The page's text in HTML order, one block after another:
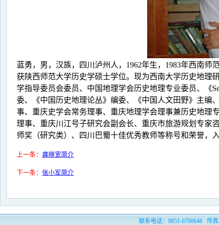
蓝勇，男，汉族，四川泸州人，1962年生，1983年西南
获陕西师范大学历史学硕士学位。现为西南大学历史地理
学指导委员会委员、中国地理学会历史地理专业委员、《
委、《中国历史地理论丛》编委、《中国人文田野》主编
事、重庆史学会常务理事、重庆地理学会理事兼历史地理
理事、重庆川江号子研究会副会长、重庆市旅游规划专家
师奖（研究类）、四川巴蜀十佳优秀教师等称号和荣誉，
上一条： 龚晓宽简介
下一条： 张小军简介
联系电话：0851-6700648 传